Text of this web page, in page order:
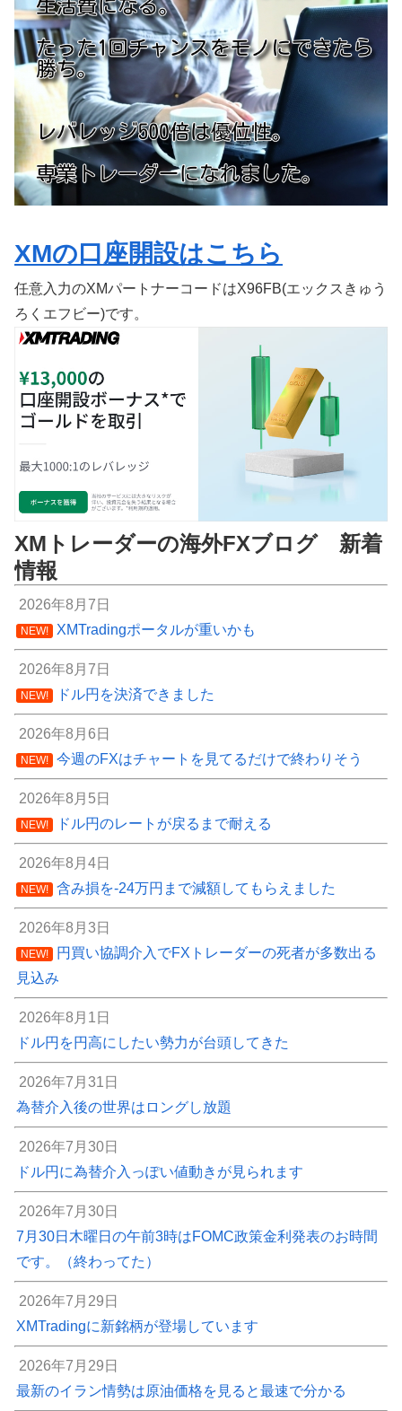
XMの口座開設はこちら
任意入力のXMパートナーコードはX96FB(エックスきゅう
ろくエフビー)です。
XMトレーダーの海外FXブログ 新着
情報
2026年8月7日
NEW! XMTradingポータルが重いかも
2026年8月7日
NEW! ドル円を決済できました
2026年8月6日
NEW! 今週のFXはチャートを見てるだけで終わりそう
2026年8月5日
NEW! ドル円のレートが戻るまで耐える
2026年8月4日
NEW! 含み損を-24万円まで減額してもらえました
2026年8月3日
NEW!
円買い協調介入でFXトレーダーの死者が多数出る
見込み
2026年8月1日
ドル円を円高にしたい勢力が台頭してきた
2026年7月31日
為替介入後の世界はロングし放題
2026年7月30日
ドル円に為替介入っぽい値動きが見られます
2026年7月30日
7月30日木曜日の午前3時はFOMC政策金利発表のお時間
です。（終わってた）
2026年7月29日
XMTradingに新銘柄が登場しています
2026年7月29日
最新のイラン情勢は原油価格を見ると最速で分かる